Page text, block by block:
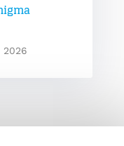
2026